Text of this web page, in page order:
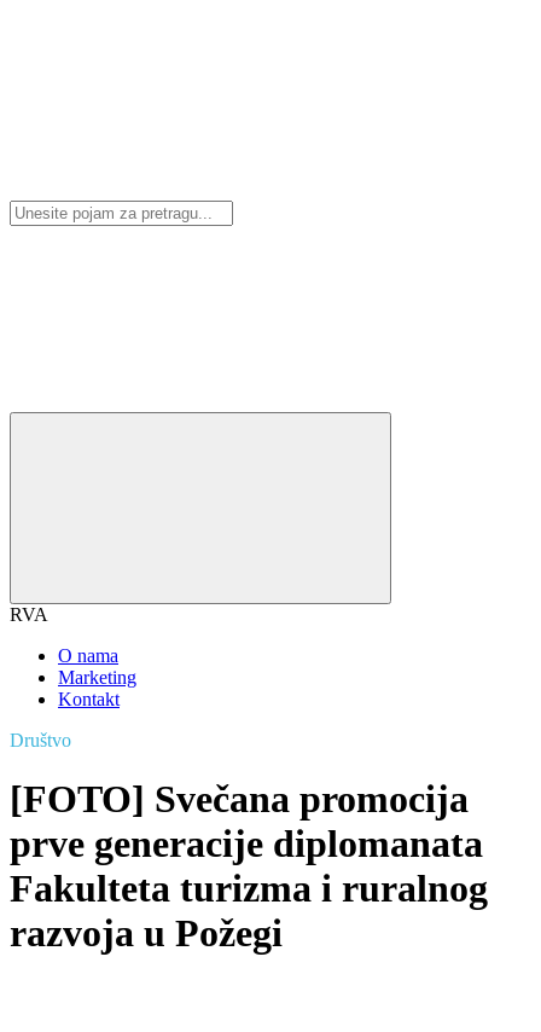
RVA
O nama
Marketing
Kontakt
Društvo
[FOTO] Svečana promocija
prve generacije diplomanata
Fakulteta turizma i ruralnog
razvoja u Požegi